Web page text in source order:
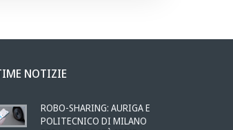
NOTIZIE
ROBO-SHARING: AURIGA E
POLITECNICO DI MILANO